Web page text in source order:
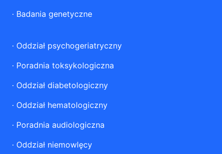
· Badania genetyczne
· Oddział psychogeriatryczny
· Poradnia toksykologiczna
· Oddział diabetologiczny
· Oddział hematologiczny
· Poradnia audiologiczna
· Oddział niemowlęcy